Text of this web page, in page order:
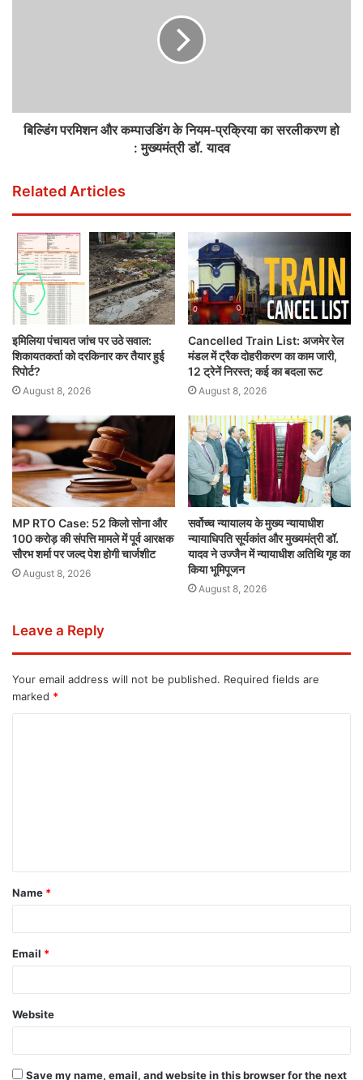
बिल्डिंग परमिशन और कम्पाउडिंग के नियम-प्रक्रिया का सरलीकरण हो
: मुख्यमंत्री डॉ. यादव
Related Articles
इमिलिया पंचायत जांच पर उठे सवाल:
शिकायतकर्ता को दरकिनार कर तैयार हुई
रिपोर्ट?
August 8, 2026
Cancelled Train List: अजमेर रेल
मंडल में ट्रैक दोहरीकरण का काम जारी,
12 ट्रेनें निरस्त; कई का बदला रूट
August 8, 2026
MP RTO Case: 52 किलो सोना और
100 करोड़ की संपत्ति मामले में पूर्व आरक्षक
सौरभ शर्मा पर जल्द पेश होगी चार्जशीट
August 8, 2026
सर्वोच्च न्यायालय के मुख्‍य न्‍यायाधीश
न्यायाधिपति सूर्यकांत और मुख्यमंत्री डॉ.
यादव ने उज्जैन में न्यायाधीश अतिथि गृह का
किया भूमिपूजन
August 8, 2026
Leave a Reply
Your email address will not be published. Required fields are
marked *
Name *
Email *
Website
Save my name, email, and website in this browser for the next